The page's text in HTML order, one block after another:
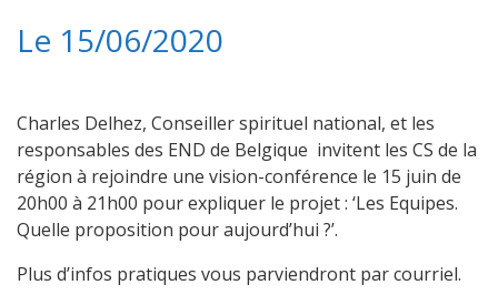
Le 15/06/2020
Charles Delhez, Conseiller spirituel national, et les
responsables des END de Belgique invitent les CS de la
région à rejoindre une vision-conférence le 15 juin de
20h00 à 21h00 pour expliquer le projet : ‘Les Equipes.
Quelle proposition pour aujourd’hui ?’.
Plus d’infos pratiques vous parviendront par courriel.